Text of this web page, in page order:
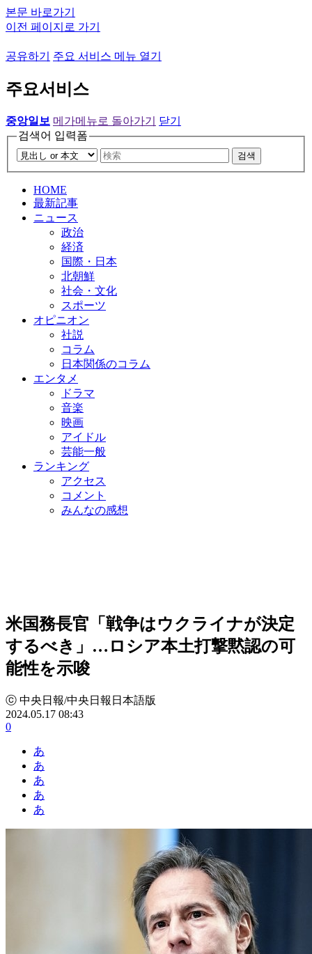
본문 바로가기
이전 페이지로 가기
공유하기 주요 서비스 메뉴 열기
주요서비스
중앙일보 메가메뉴로 돌아가기
닫기
검색어 입력폼
검색
HOME
最新記事
ニュース
政治
経済
国際・日本
北朝鮮
社会・文化
スポーツ
オピニオン
社説
コラム
日本関係のコラム
エンタメ
ドラマ
音楽
映画
アイドル
芸能一般
ランキング
アクセス
コメント
みんなの感想
米国務長官「戦争はウクライナが決定
するべき」…ロシア本土打撃黙認の可
能性を示唆
ⓒ 中央日報/中央日報日本語版
2024.05.17 08:43
0
あ
あ
あ
あ
あ